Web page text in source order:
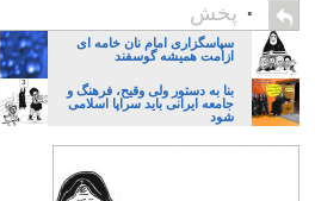
۰ پخش
سپاسگزاری امام نان خامه ای
ازامت همیشه گوسفند
بنا به دستور ولی وقیح، فرهنگ و
جامعه ایرانی باید سراپا اسلامی
شود